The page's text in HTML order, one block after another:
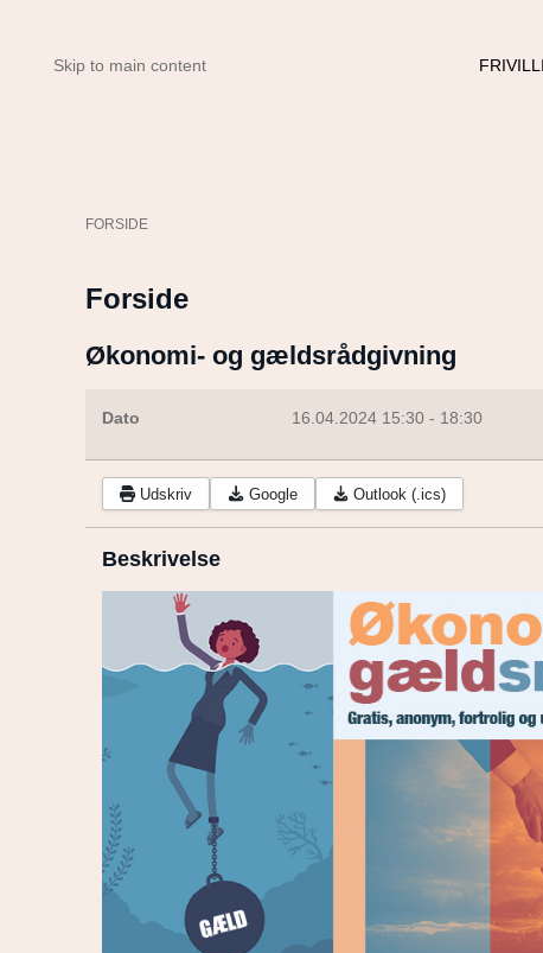
Skip to main content
FORSIDE
Forside
Økonomi- og gældsrådgivning
Dato 16.04.2024 15:30 - 18:30
Udskriv Google Outlook (.ics)
Beskrivelse